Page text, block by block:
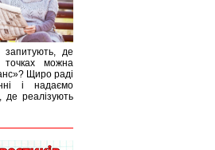
запитують, де
можна
Щиро раді
і надаємо
де реалізують